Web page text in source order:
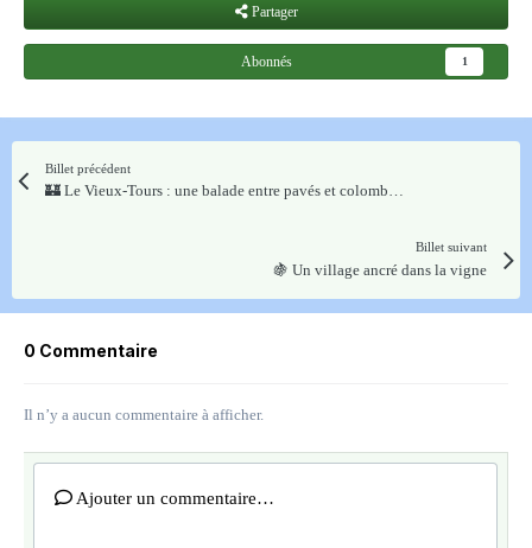
Partager
Abonnés 1
Billet précédent
🏰 Le Vieux-Tours : une balade entre pavés et colombages​
Billet suivant
🍇 Un village ancré dans la vigne​
0 Commentaire
Il n’y a aucun commentaire à afficher.
Ajouter un commentaire…